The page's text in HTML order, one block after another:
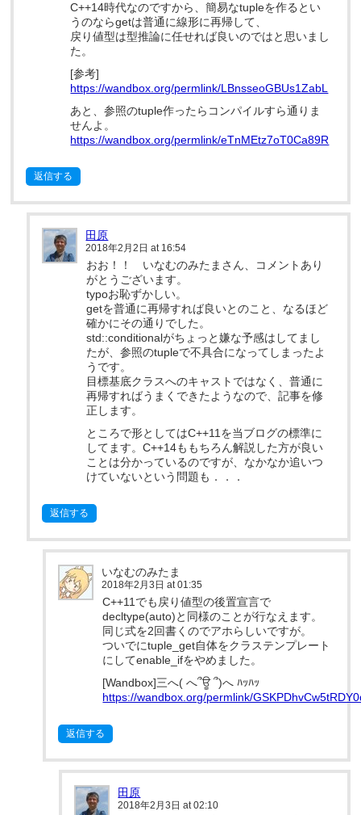
C++14時代なのですから、簡易なtupleを作るとい
うのならgetは普通に線形に再帰して、
戻り値型は型推論に任せれば良いのではと思いまし
た。
[参考]
https://wandbox.org/permlink/LBnsseoGBUs1ZabL
あと、参照のtuple作ったらコンパイルすら通りま
せんよ。
https://wandbox.org/permlink/eTnMEtz7oT0Ca89R
返信する
田原
2018年2月2日 at 16:54
おお！！ いなむのみたまさん、コメントあり
がとうございます。
typoお恥ずかしい。
getを普通に再帰すれば良いとのこと、なるほど
確かにその通りでした。
std::conditionalがちょっと嫌な予感はしてまし
たが、参照のtupleで不具合になってしまったよ
うです。
目標基底クラスへのキャストではなく、普通に
再帰すればうまくできたようなので、記事を修
正します。
ところで形としてはC++11を当ブログの標準に
してます。C++14ももちろん解説した方が良い
ことは分かっているのですが、なかなか追いつ
けていないという問題も．．．
返信する
いなむのみたま
2018年2月3日 at 01:35
C++11でも戻り値型の後置宣言で
decltype(auto)と同様のことが行なえます。
同じ式を2回書くのでアホらしいですが。
ついでにtuple_get自体をクラステンプレート
にしてenable_ifをやめました。
[Wandbox]三へ( へ՞ਊ ՞)へ ﾊｯﾊｯ
https://wandbox.org/permlink/
返信する
田原
2018年2月3日 at 02:10